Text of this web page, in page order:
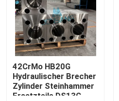
Über uns
Fabrik-Ausflug
Qualitätskontrolle
42CrMo HB20G
Hydraulischer Brecher
Zylinder Steinhammer
Ersatzteile DS13C